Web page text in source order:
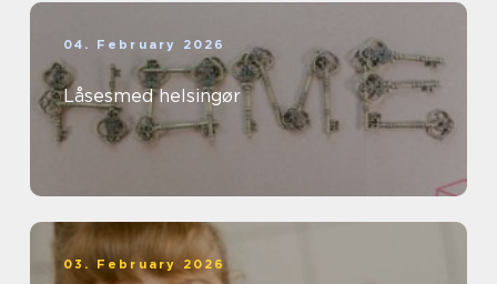
04. February 2026
Låsesmed helsingør
03. February 2026